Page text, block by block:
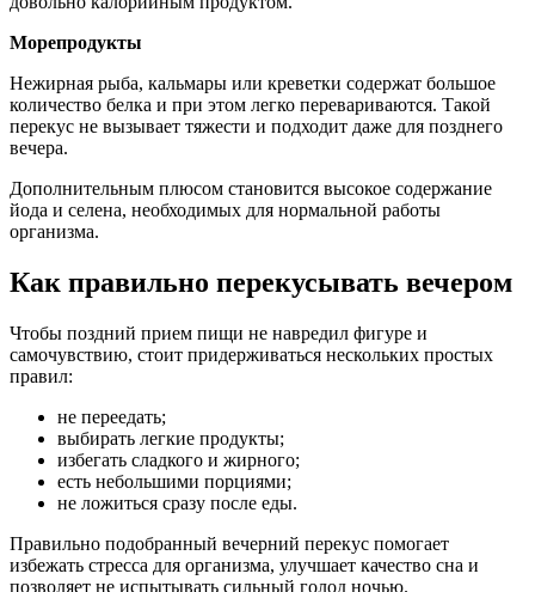
Морепродукты
Нежирная рыба, кальмары или креветки содержат большое
количество белка и при этом легко перевариваются. Такой
перекус не вызывает тяжести и подходит даже для позднего
вечера.
Дополнительным плюсом становится высокое содержание
йода и селена, необходимых для нормальной работы
организма.
Как правильно перекусывать вечером
Чтобы поздний прием пищи не навредил фигуре и
самочувствию, стоит придерживаться нескольких простых
правил:
не переедать;
выбирать легкие продукты;
избегать сладкого и жирного;
есть небольшими порциями;
не ложиться сразу после еды.
Правильно подобранный вечерний перекус помогает
избежать стресса для организма, улучшает качество сна и
позволяет не испытывать сильный голод ночью.